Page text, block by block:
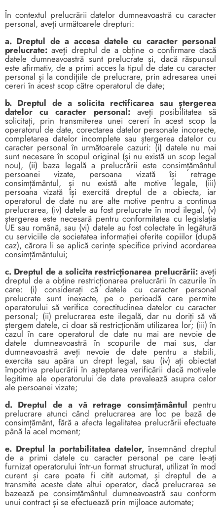
În contextul prelucrării datelor dumneavoastră cu caracter
personal, aveți următoarele drepturi:
a. Dreptul de a accesa datele cu caracter personal
prelucrate: aveți dreptul de a obține o confirmare dacă
datele dumneavoastră sunt prelucrate și, dacă răspunsul
este afirmativ, de a primi acces la tipul de date cu caracter
personal și la condițiile de prelucrare, prin adresarea unei
cereri în acest scop către operatorul de date;
b. Dreptul de a solicita rectificarea sau ștergerea
datelor cu caracter personal:aveți posibilitatea să
solicitați, prin transmiterea unei cereri în acest scop la
operatorul de date, corectarea datelor personale incorecte,
completarea datelor incomplete sau ștergerea datelor cu
caracter personal în următoarele cazuri: (i) datele nu mai
sunt necesare în scopul original (și nu există un scop legal
nou), (ii) baza legală a prelucrării este consimțământul
persoanei vizate, persoana vizată își retrage
consimțământul, și nu există alte motive legale, (iii)
persoana vizată își exercită dreptul de a obiecta, iar
operatorul de date nu are alte motive pentru a continua
prelucrarea, (iv) datele au fost prelucrate în mod ilegal, (v)
ștergerea este necesară pentru conformitatea cu legislația
UE sau română, sau (vi) datele au fost colectate în legătură
cu serviciile de societatea informației oferite copiilor (după
caz), cărora li se aplică cerințe specifice privind acordarea
consimțământului;
c. Dreptul de a solicita restricționarea prelucrării:aveți
dreptul de a obține restricționarea prelucrării în cazurile în
care: (i) considerați că datele cu caracter personal
prelucrate sunt inexacte, pe o perioadă care permite
operatorului să verifice corectitudinea datelor cu caracter
personal; (ii) prelucrarea este ilegală, dar nu doriți să vă
ștergem datele, ci doar să restricționăm utilizarea lor; (iii) în
cazul în care operatorul de date nu mai are nevoie de
datele dumneavoastră în scopurile de mai sus, dar
dumneavoastră aveți nevoie de date pentru a stabili,
exercita sau apăra un drept legal, sau (iv) ați obiectat
împotriva prelucrării în așteptarea verificării dacă motivele
legitime ale operatorului de date prevalează asupra celor
ale persoanei vizate;
d. Dreptul de a vă retrage consimțământul pentru
prelucrare atunci când prelucrarea are loc pe bază de
consimțământ, fără a afecta legalitatea prelucrării efectuate
până la acel moment;
e. Dreptul la portabilitatea datelor, însemnând dreptul
de a primi datele cu caracter personal pe care le-ați
furnizat operatorului într-un format structurat, utilizat în mod
curent și care poate fi citit automat, și dreptul de a
transmite aceste date altui operator, dacă prelucrarea se
bazează pe consimțământul dumneavoastră sau conform
unui contract și se efectuează prin mijloace automate;